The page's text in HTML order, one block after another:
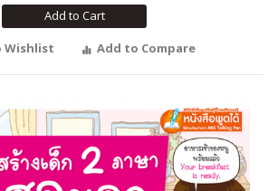
Add to Cart
Wishlist
Add to Compare